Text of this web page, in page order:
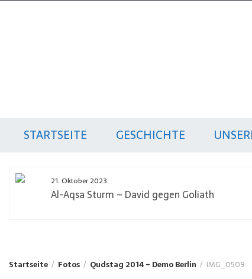
Zum
STARTSEITE GESCHICHTE
21. Oktober 2023
Al-Aqsa Sturm – David gegen Goliath
Startseite Fotos Qudstag 2014 – Demo Berlin IMG_0509